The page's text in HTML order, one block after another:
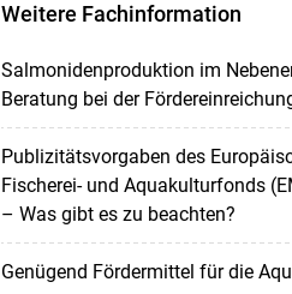
Weitere Fachinformation
Salmonidenproduktion im
Beratung bei der
Publizitätsvorgaben des
Fischerei- und Aquakulturfonds
– Was gibt es zu beachten?
Genügend Fördermittel für die